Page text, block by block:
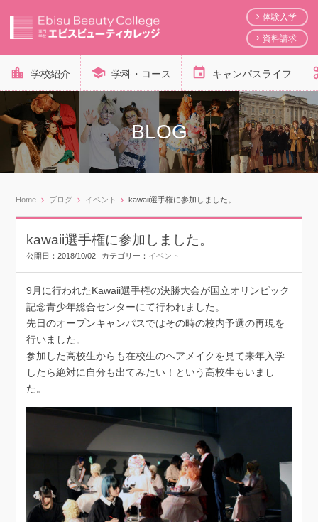
体験入学
資料請求
学校紹介 学科・コース キャンパスライフ
BLOG
Home ブログ イベント kawaii選手権に参加しました。
kawaii選手権に参加しました。
公開日：2018/10/02 カテゴリー： イベント
9月に行われたKawaii選手権の決勝大会が国立オリンピック
記念青少年総合センターにて行われました。
先日のオープンキャンパスではその時の校内予選の再現を
行いました。
参加した高校生からも在校生のヘアメイクを見て来年入学
したら絶対に自分も出てみたい！という高校生もいまし
た。